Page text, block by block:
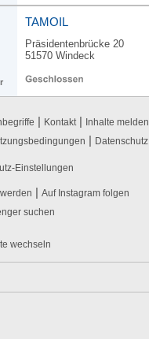
TAMOIL
Präsidentenbrücke 20
51570 Windeck
| Kontakt | Inhalte melden
| Datenschutz
Einstellungen
| Auf Instagram folgen
suchen
wechseln